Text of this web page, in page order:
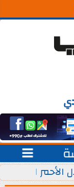

الأحمر